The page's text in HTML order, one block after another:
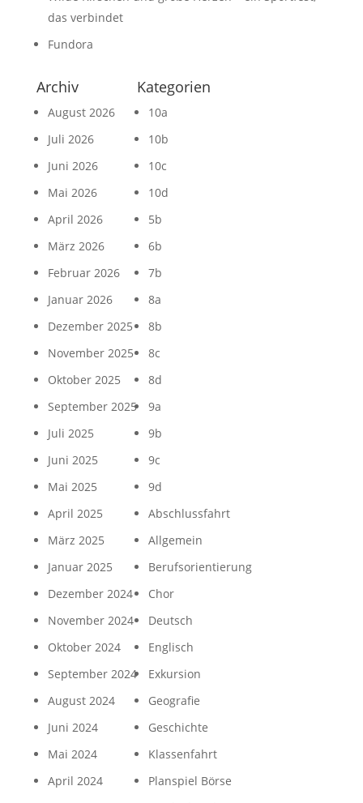
das verbindet
Fundora
Archiv
August 2026
Juli 2026
Juni 2026
Mai 2026
April 2026
März 2026
Februar 2026
Januar 2026
Dezember 2025
November 2025
Oktober 2025
September 2025
Juli 2025
Juni 2025
Mai 2025
April 2025
März 2025
Januar 2025
Dezember 2024
November 2024
Oktober 2024
September 2024
August 2024
Juni 2024
Mai 2024
April 2024
Kategorien
10a
10b
10c
10d
5b
6b
7b
8a
8b
8c
8d
9a
9b
9c
9d
Abschlussfahrt
Allgemein
Berufsorientierung
Chor
Deutsch
Englisch
Exkursion
Geografie
Geschichte
Klassenfahrt
Planspiel Börse